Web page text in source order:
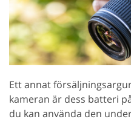
Ett annat
kameran är dess batteri
du kan använda den